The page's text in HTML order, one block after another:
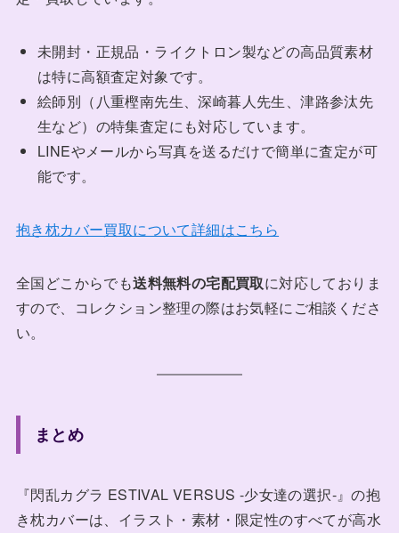
未開封・正規品・ライクトロン製などの高品質素材
は特に高額査定対象です。
絵師別（八重樫南先生、深崎暮人先生、津路参汰先
生など）の特集査定にも対応しています。
LINEやメールから写真を送るだけで簡単に査定が可
能です。
抱き枕カバー買取について詳細はこちら
全国どこからでも送料無料の宅配買取に対応しておりま
すので、コレクション整理の際はお気軽にご相談くださ
い。
まとめ
『閃乱カグラ ESTIVAL VERSUS -少女達の選択-』の抱
き枕カバーは、イラスト・素材・限定性のすべてが高水